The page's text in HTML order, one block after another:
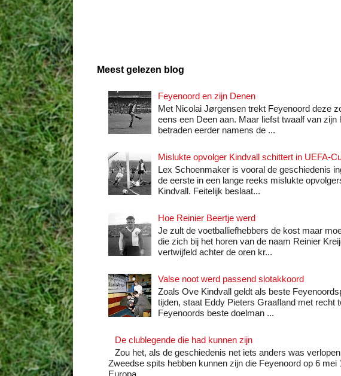
Meest gelezen blog
Feyenoord en zijn Denen
Met Nicolai Jørgensen trekt Feyenoord deze
eens een Deen aan. Maar liefst twaalf van zijn
betraden eerder namens de ...
Mislukte opvolger Kindvall schittert in UEFA-
Lex Schoenmaker is vooral de geschiedenis
de eerste in een lange reeks mislukte
Kindvall. Feitelijk beslaat...
Hoe Reinier Beertje werd
Je zult de voetballiefhebbers de kost maar
die zich bij het horen van de naam Reinier
vertwijfeld achter de oren kr...
Valse noot werd passend slotakkoord
Zoals Ove Kindvall geldt als beste
tijden, staat Eddy Pieters Graafland met recht
Feyenoords beste doelman ...
De clublegende die had kunnen zijn
Zou het, als de geschiedenis net iets anders was
Zweedse spits hebben kunnen zijn die Feyenoord op 6 mei